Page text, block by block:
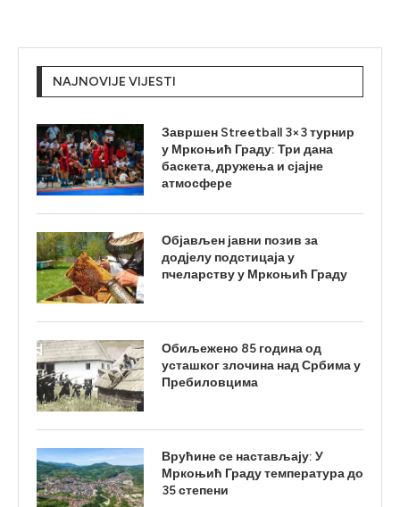
NAJNOVIJE VIJESTI
Завршен Streetball 3×3 турнир
у Мркоњић Граду: Три дана
баскета, дружења и сјајне
атмосфере
Објављен јавни позив за
додјелу подстицаја у
пчеларству у Мркоњић Граду
Обиљежено 85 година од
усташког злочина над Србима у
Пребиловцима
Врућине се настављају: У
Мркоњић Граду температура до
35 степени